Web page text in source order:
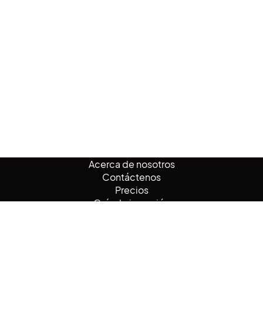
Acerca de nosotros
Contáctenos
Precios
Guía de inserción